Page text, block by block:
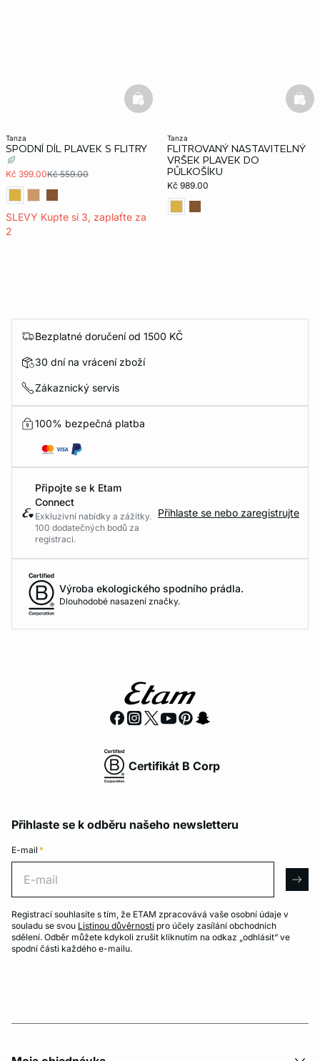
tanza
SPODNÍ DÍL PLAVEK S FLITRY
Kč 399.00Kč 559.00
SLEVY Kupte si 3, zaplaťte za
2
basketfull
tanza
FLITROVANÝ NASTAVITELNÝ
VRŠEK PLAVEK DO
PŮLKOŠÍKU
Kč 989.00
Bezplatné doručení od 1500 KČ
30 dní na vrácení zboží
Zákaznický servis
100% bezpečná platba
Připojte se k Etam
Connect
Exkluzivní nabídky a zážitky.
100 dodatečných bodů za
registraci.
Přihlaste se nebo zaregistrujte
Výroba ekologického spodního prádla.
Dlouhodobé nasazení značky.
Certifikát B Corp
Přihlaste se k odběru našeho newsletteru
E-mail *
Registrací souhlasíte s tím, že ETAM zpracovává vaše osobní údaje v
souladu se svou Listinou důvěrnosti pro účely zasílání obchodních
sdělení. Odběr můžete kdykoli zrušit kliknutím na odkaz „odhlásit“ ve
spodní části každého e-mailu.